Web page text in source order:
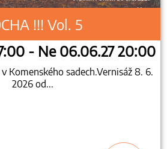
!!! Vol. 5
- Ne 06.06.27 20:00
Komenského sadech.Vernisáž 8. 6.
2026 od...